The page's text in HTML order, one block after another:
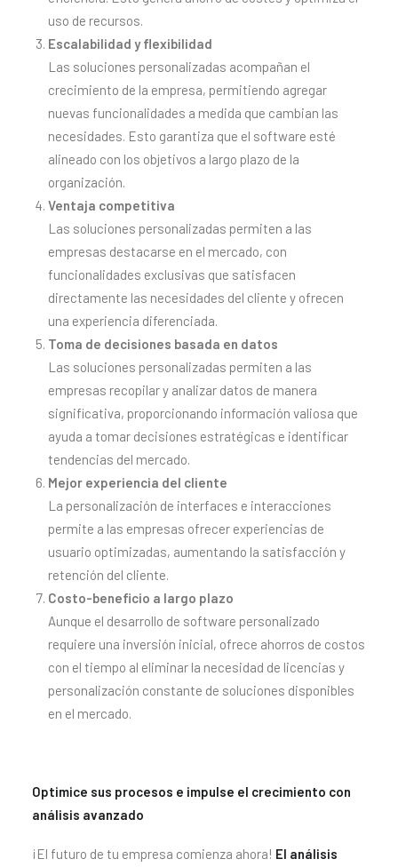
uso de recursos.
Escalabilidad y flexibilidad
Las soluciones personalizadas acompañan el
crecimiento de la empresa, permitiendo agregar
nuevas funcionalidades a medida que cambian las
necesidades. Esto garantiza que el software esté
alineado con los objetivos a largo plazo de la
organización.
Ventaja competitiva
Las soluciones personalizadas permiten a las
empresas destacarse en el mercado, con
funcionalidades exclusivas que satisfacen
directamente las necesidades del cliente y ofrecen
una experiencia diferenciada.
Toma de decisiones basada en datos
Las soluciones personalizadas permiten a las
empresas recopilar y analizar datos de manera
significativa, proporcionando información valiosa que
ayuda a tomar decisiones estratégicas e identificar
tendencias del mercado.
Mejor experiencia del cliente
La personalización de interfaces e interacciones
permite a las empresas ofrecer experiencias de
usuario optimizadas, aumentando la satisfacción y
retención del cliente.
Costo-beneficio a largo plazo
Aunque el desarrollo de software personalizado
requiere una inversión inicial, ofrece ahorros de costos
con el tiempo al eliminar la necesidad de licencias y
personalización constante de soluciones disponibles
en el mercado.
Optimice sus procesos e impulse el crecimiento con
análisis avanzado
¡El futuro de tu empresa comienza ahora! El análisis